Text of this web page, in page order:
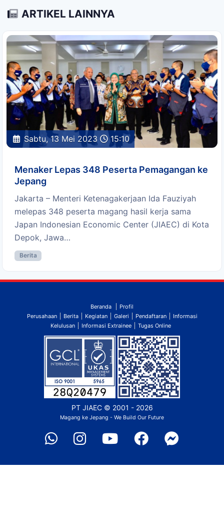
ARTIKEL LAINNYA
Sabtu, 13 Mei 2023 15:10
Menaker Lepas 348 Peserta Pemagangan ke
Jepang
Jakarta – Menteri Ketenagakerjaan Ida Fauziyah
melepas 348 peserta magang hasil kerja sama
Japan Indonesian Economic Center (JIAEC) di Kota
Depok, Jawa…
Berita
Beranda
Profil
Perusahaan
Berita Kegiatan Galeri Pendaftaran
Informasi
Kelulusan
Informasi Extrainee Tugas Online
PT JIAEC© 2001 - 2026
Magang ke Jepang - We Build Our Future